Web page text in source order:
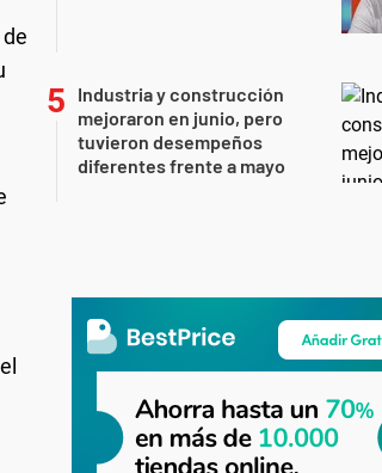
Industria y construcción
mejoraron en junio, pero
tuvieron desempeños
diferentes frente a mayo